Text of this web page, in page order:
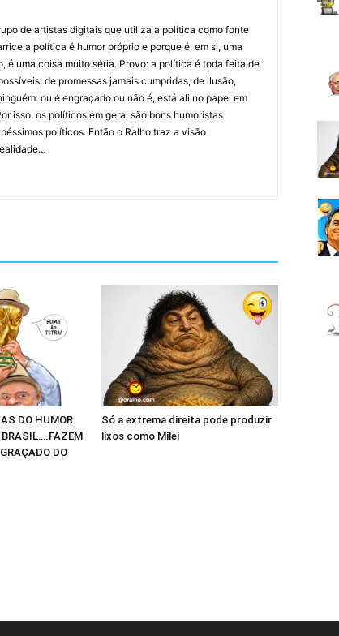
de artistas digitais que utiliza a política como fonte
a política é humor próprio e porque é, em si, uma
é uma coisa muito séria. Provo: a política é toda feita de
de promessas jamais cumpridas, de ilusão,
ou é engraçado ou não é, está ali no papel em
isso, os políticos em geral são bons humoristas
políticos. Então o Ralho traz a visão
DO HUMOR
BRASIL….FAZEM
DO
Só a extrema direita pode produzir
lixos como Milei